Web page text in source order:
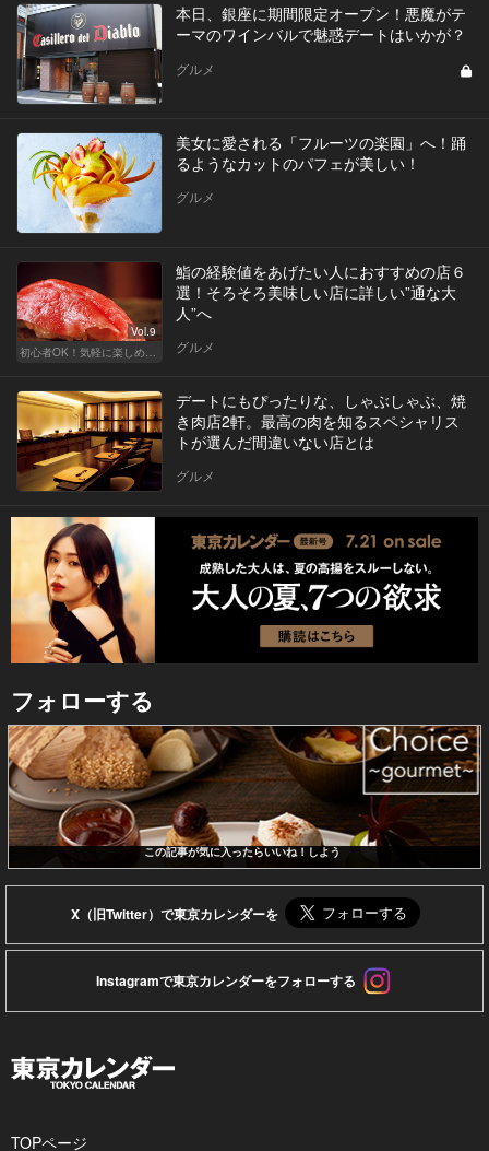
本日、銀座に期間限定オープン！悪魔がテ
ーマのワインバルで魅惑デートはいかが？
グルメ
美女に愛される「フルーツの楽園」へ！踊
るようなカットのパフェが美しい！
グルメ
Vol.9
初心者OK！気軽に楽しめる鮨の人気店
鮨の経験値をあげたい人におすすめの店６
選！そろそろ美味しい店に詳しい”通な大
人”へ
グルメ
デートにもぴったりな、しゃぶしゃぶ、焼
き肉店2軒。最高の肉を知るスペシャリス
トが選んだ間違いない店とは
グルメ
フォローする
この記事が気に入ったらいいね！しよう
X（旧Twitter）で東京カレンダーを
Instagramで東京カレンダーをフォローする
TOPページ